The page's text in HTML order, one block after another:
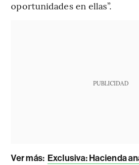
oportunidades en ellas”.
PUBLICIDAD
Ver más: Exclusiva: Hacienda